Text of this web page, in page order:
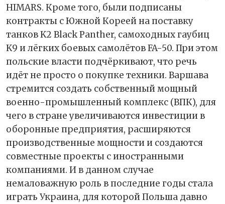
HIMARS. Кроме того, были подписаны
контракты с Южной Кореей на поставку
танков K2 Black Panther, самоходных гаубиц
K9 и лёгких боевых самолётов FA-50. При этом
польские власти подчёркивают, что речь
идёт не просто о покупке техники. Варшава
стремится создать собственный мощный
военно-промышленный комплекс (ВПК), для
чего в стране увеличиваются инвестиции в
оборонные предприятия, расширяются
производственные мощности и создаются
совместные проекты с иностранными
компаниями. И в данном случае
немаловажную роль в последние годы стала
играть Украина, для которой Польша давно